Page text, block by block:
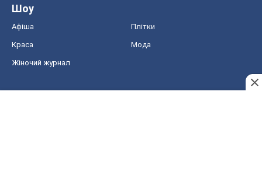
Шоу
Афіша Плітки
Краса Мода
Жіночий журнал